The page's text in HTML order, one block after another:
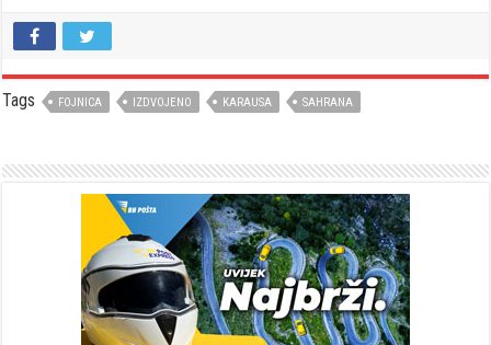
Tags FOJNICA IZDVOJENO KARAUSA SAHRANA